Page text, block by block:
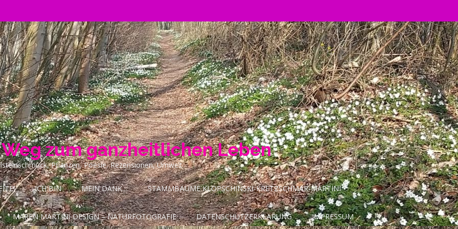
zum ganzheitlichen Leben
Pflanzen, Poesie, Rezensionen, Umwelt
ICH BIN MEIN DANK… STAMMBÄUME KLOPSCHINSKI-KRETZSCHMAR-MARTINI
MAREN MARTINI DESIGN – NATURFOTOGRAFIE DATENSCHUTZERKLÄRUNG IMPRESSUM